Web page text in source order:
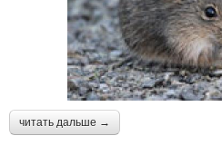
читать дальше →